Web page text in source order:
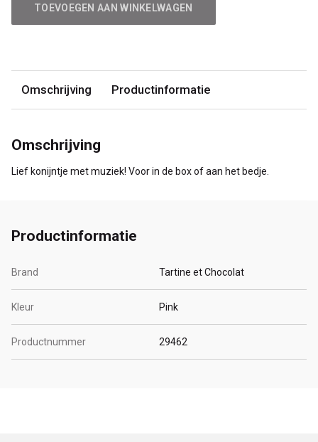
TOEVOEGEN AAN WINKELWAGEN
Omschrijving Productinformatie
Omschrijving
Lief konijntje met muziek! Voor in de box of aan het bedje.
Productinformatie
Brand Tartine et Chocolat
Kleur Pink
Productnummer 29462